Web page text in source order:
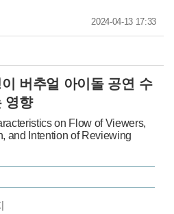
2024-04-13 17:33
버추얼 아이돌 공연 수
영향
on Flow of Viewers,
and Intention of Reviewing